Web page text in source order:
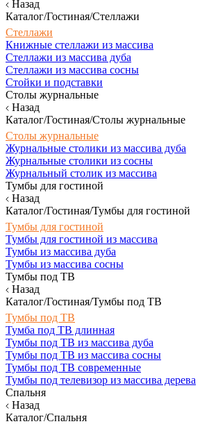
Назад
Каталог/Гостиная/Стеллажи
Стеллажи
Книжные стеллажи из массива
Стеллажи из массива дуба
Стеллажи из массива сосны
Стойки и подставки
Столы журнальные
Назад
Каталог/Гостиная/Столы журнальные
Столы журнальные
Журнальные столики из массива дуба
Журнальные столики из сосны
Журнальный столик из массива
Тумбы для гостиной
Назад
Каталог/Гостиная/Тумбы для гостиной
Тумбы для гостиной
Тумбы для гостиной из массива
Тумбы из массива дуба
Тумбы из массива сосны
Тумбы под ТВ
Назад
Каталог/Гостиная/Тумбы под ТВ
Тумбы под ТВ
Тумба под ТВ длинная
Тумбы под ТВ из массива дуба
Тумбы под ТВ из массива сосны
Тумбы под ТВ современные
Тумбы под телевизор из массива дерева
Спальня
Назад
Каталог/Спальня